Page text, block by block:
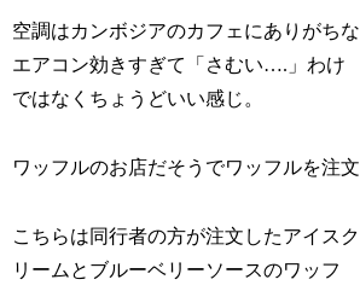
空調はカンボジアのカフェにありがちな
エアコン効きすぎて「さむい….」わけ
ではなくちょうどいい感じ。
ワッフルのお店だそうでワッフルを注文
こちらは同行者の方が注文したアイスク
リームとブルーベリーソースのワッフ